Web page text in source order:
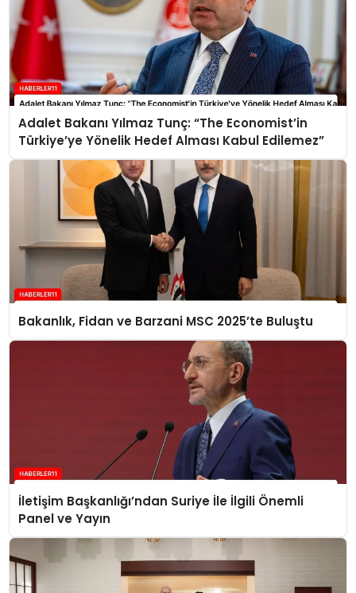
Adalet Bakanı Yılmaz Tunç: “The Economist’in
Türkiye’ye Yönelik Hedef Alması Kabul Edilemez”
Bakanlık, Fidan ve Barzani MSC 2025’te Buluştu
İletişim Başkanlığı’ndan Suriye İle İlgili Önemli
Panel ve Yayın